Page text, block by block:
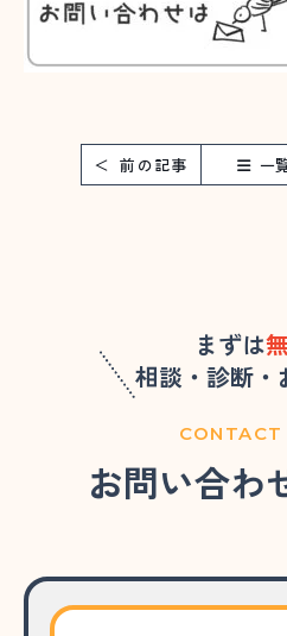
前の記事 一
まずは
相談・診断・
お問い合わ